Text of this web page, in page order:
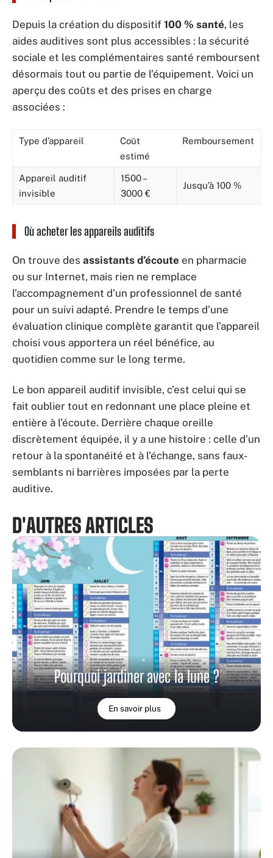
Depuis la création du dispositif 100 % santé, les
aides auditives sont plus accessibles : la sécurité
sociale et les complémentaires santé remboursent
désormais tout ou partie de l’équipement. Voici un
aperçu des coûts et des prises en charge
associées :
Type d’appareil
Coût
estimé
Remboursement
Appareil auditif
invisible
1500 –
3000 €
Jusqu’à 100 %
Où acheter les appareils auditifs
On trouve des assistants d’écoute en pharmacie
ou sur Internet, mais rien ne remplace
l’accompagnement d’un professionnel de santé
pour un suivi adapté. Prendre le temps d’une
évaluation clinique complète garantit que l’appareil
choisi vous apportera un réel bénéfice, au
quotidien comme sur le long terme.
Le bon appareil auditif invisible, c’est celui qui se
fait oublier tout en redonnant une place pleine et
entière à l’écoute. Derrière chaque oreille
discrètement équipée, il y a une histoire : celle d’un
retour à la spontanéité et à l’échange, sans faux-
semblants ni barrières imposées par la perte
auditive.
D'AUTRES ARTICLES
Pourquoi jardiner avec la lune ?
En savoir plus